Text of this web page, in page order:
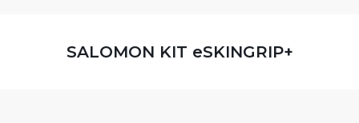
SALOMON KIT eSKINGRIP+